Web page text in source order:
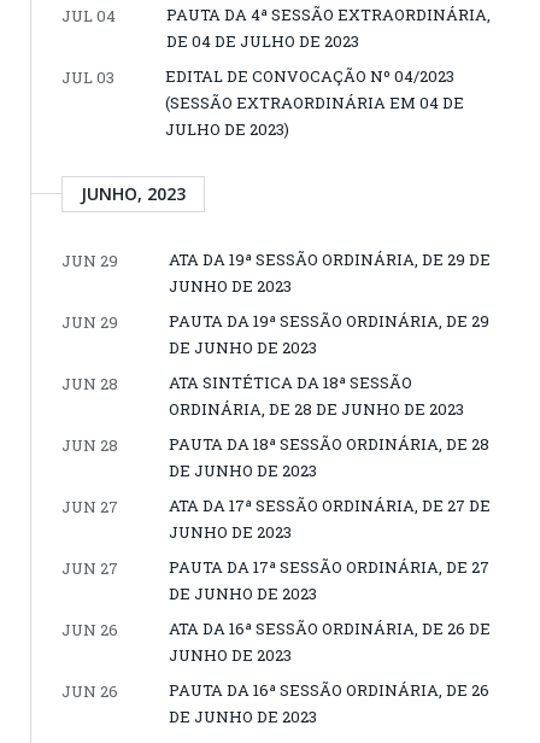
JUL 04
PAUTA DA 4ª SESSÃO EXTRAORDINÁRIA,
DE 04 DE JULHO DE 2023
JUL 03
EDITAL DE CONVOCAÇÃO Nº 04/2023
(SESSÃO EXTRAORDINÁRIA EM 04 DE
JULHO DE 2023)
JUNHO, 2023
JUN 29
ATA DA 19ª SESSÃO ORDINÁRIA, DE 29 DE
JUNHO DE 2023
JUN 29
PAUTA DA 19ª SESSÃO ORDINÁRIA, DE 29
DE JUNHO DE 2023
JUN 28
ATA SINTÉTICA DA 18ª SESSÃO
ORDINÁRIA, DE 28 DE JUNHO DE 2023
JUN 28
PAUTA DA 18ª SESSÃO ORDINÁRIA, DE 28
DE JUNHO DE 2023
JUN 27
ATA DA 17ª SESSÃO ORDINÁRIA, DE 27 DE
JUNHO DE 2023
JUN 27
PAUTA DA 17ª SESSÃO ORDINÁRIA, DE 27
DE JUNHO DE 2023
JUN 26
ATA DA 16ª SESSÃO ORDINÁRIA, DE 26 DE
JUNHO DE 2023
JUN 26
PAUTA DA 16ª SESSÃO ORDINÁRIA, DE 26
DE JUNHO DE 2023